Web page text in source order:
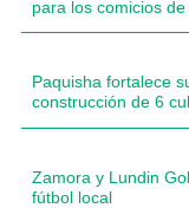
para los comicios de
Paquisha fortalece
construcción de 6
Zamora y Lundin
fútbol local